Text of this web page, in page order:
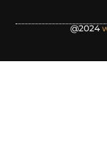
@2024